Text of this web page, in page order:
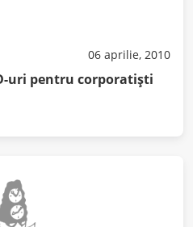
06 aprilie, 2010
uri pentru corporatişti